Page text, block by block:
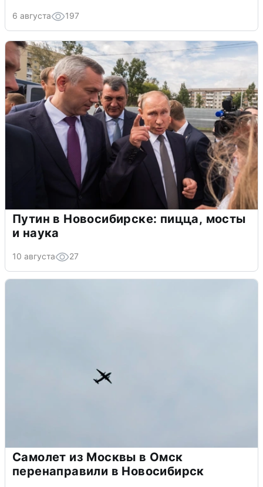
6 августа 197
Путин в Новосибирске: пицца, мосты
и наука
10 августа 27
Самолет из Москвы в Омск
перенаправили в Новосибирск